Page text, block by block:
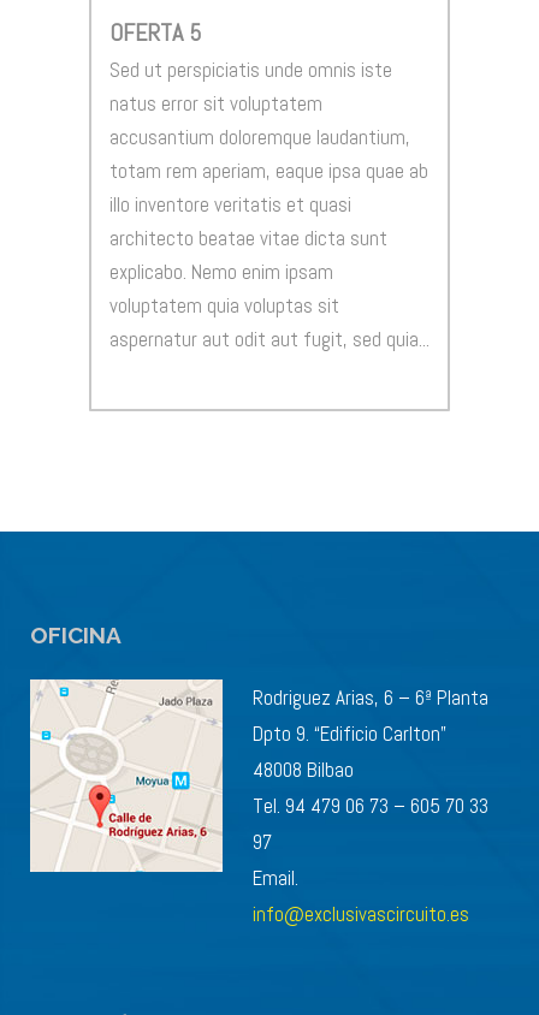
OFERTA 5
Sed ut perspiciatis unde omnis iste
natus error sit voluptatem
accusantium doloremque laudantium,
totam rem aperiam, eaque ipsa quae ab
illo inventore veritatis et quasi
architecto beatae vitae dicta sunt
explicabo. Nemo enim ipsam
voluptatem quia voluptas sit
aspernatur aut odit aut fugit, sed quia...
OFICINA
Rodriguez Arias, 6 – 6ª Planta
Dpto 9. “Edificio Carlton”
48008 Bilbao
Tel. 94 479 06 73 – 605 70 33
97
Email.
info@exclusivascircuito.es